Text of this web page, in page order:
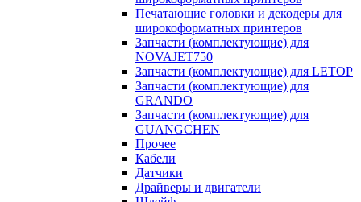
Печатающие головки и декодеры для
широкоформатных принтеров
Запчасти (комплектующие) для
NOVAJET750
Запчасти (комплектующие) для LETOP
Запчасти (комплектующие) для
GRANDO
Запчасти (комплектующие) для
GUANGCHEN
Прочее
Кабели
Датчики
Драйверы и двигатели